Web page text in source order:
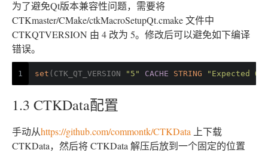
为了避免Qt版本兼容性问题，需要将
CTKmaster/CMake/ctkMacroSetupQt.cmake 文件中
CTKQTVERSION 由 4 改为 5。修改后可以避免如下编译
错误。
1 set (CTK_QT_VERSION "5" CACHE STRING "Expected
1.3 CTKData配置
手动从https://github.com/commontk/CTKData 上下载
CTKData，然后将 CTKData 解压后放到一个固定的位置